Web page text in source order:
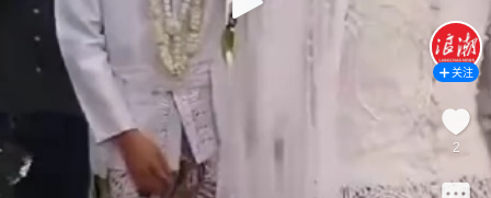
关注
2